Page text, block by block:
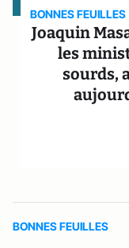
BONNES FEUILLES
Joaquin
les
sourds,
BONNES FEUILLES